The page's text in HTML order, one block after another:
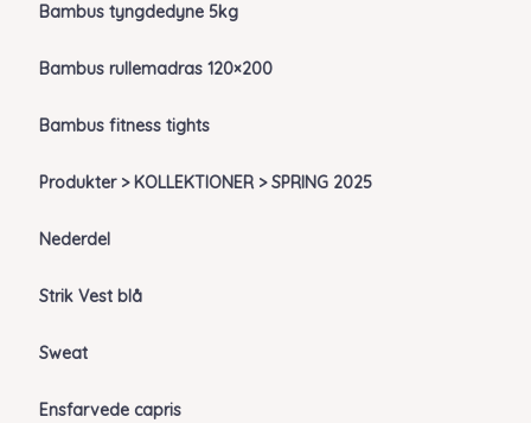
Bambus tyngdedyne 5kg
Bambus rullemadras 120×200
Bambus fitness tights
Produkter > KOLLEKTIONER > SPRING 2025
Nederdel
Strik Vest blå
Sweat
Ensfarvede capris